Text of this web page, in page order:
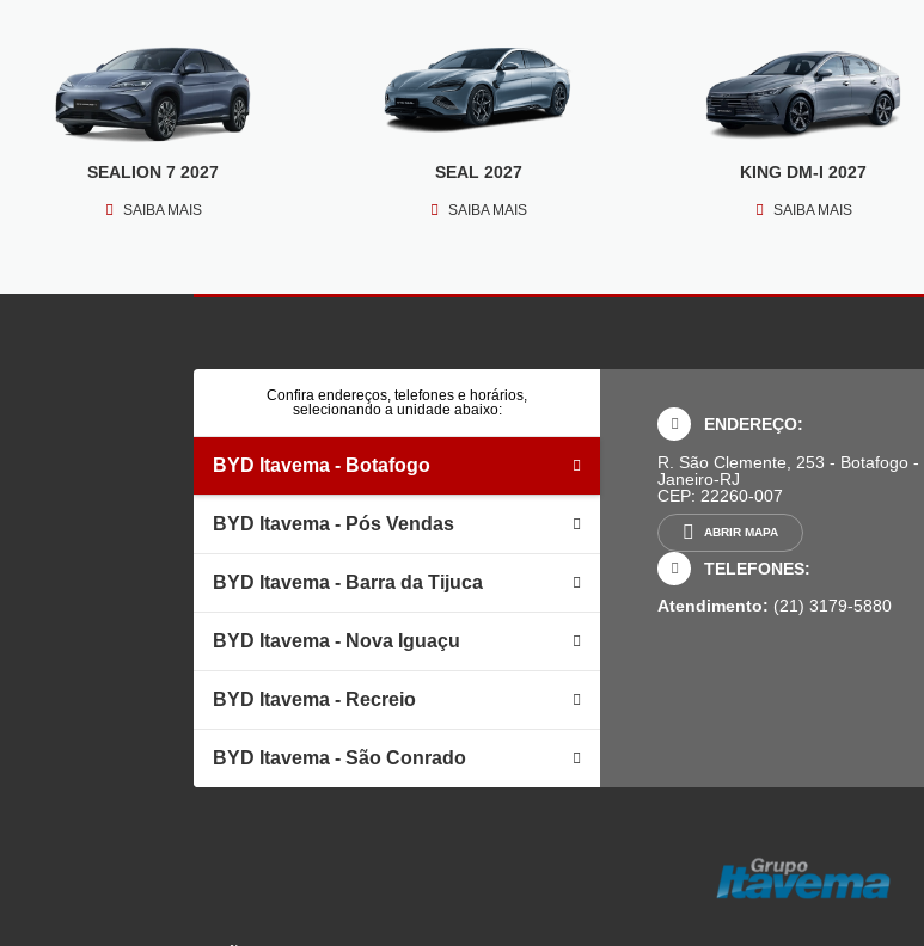
SEALION 7 2027
SAIBA MAIS
SEAL 2027
SAIBA MAIS
KING DM-I 2027
SAIBA MAIS
Confira endereços, telefones e horários,
selecionando a unidade abaixo:
BYD Itavema - Botafogo
BYD Itavema - Pós Vendas
BYD Itavema - Barra da Tijuca
BYD Itavema - Nova Iguaçu
BYD Itavema - Recreio
BYD Itavema - São Conrado
ENDEREÇO:
R. São Clemente, 253 - Botafogo -
Janeiro-RJ
CEP: 22260-007
ABRIR MAPA
TELEFONES:
Atendimento: (21) 3179-5880